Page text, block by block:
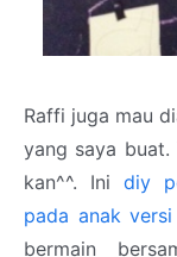
Raffi juga mau
yang saya buat.
kan^^. Ini diy
pada anak
bermain